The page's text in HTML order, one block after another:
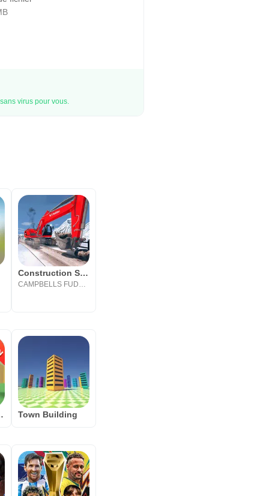
virus pour vous.
Construction Simulator 3D PRO
CAMPBELLS FUDGE LIMITED
gratuits Town Building